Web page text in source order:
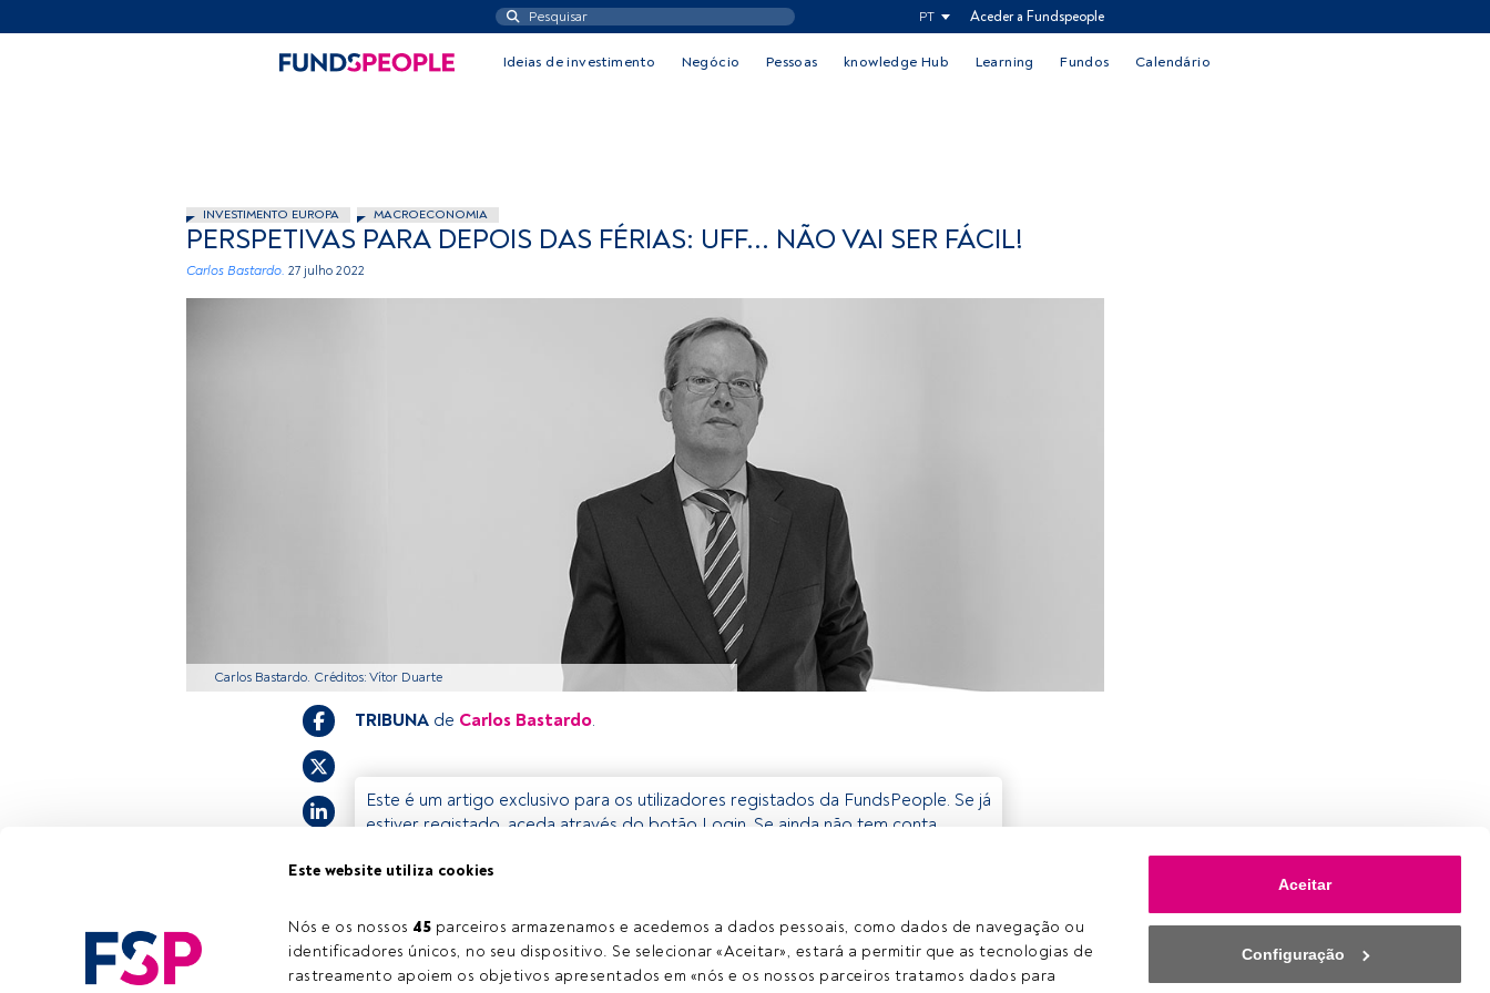
Este website utiliza cookies
Nós e os nossos 45 parceiros armazenamos e acedemos a dados pessoais, como dados de navegação ou
identificadores únicos, no seu dispositivo. Se selecionar «Aceitar», estará a permitir que as tecnologias de
rastreamento apoiem os objetivos apresentados em «nós e os nossos parceiros tratamos dados para
Aceitar
Configuração
PT Aceder a Fundspeople
Ideias de investimento Negócio Pessoas knowledge Hub Learning Fundos Calendário
INVESTIMENTO EUROPA MACROECONOMIA
PERSPETIVAS PARA DEPOIS DAS FÉRIAS: UFF... NÃO VAI SER FÁCIL!
Carlos Bastardo. 27 julho 2022
Carlos Bastardo. Créditos: Vítor Duarte
Tempo de leitura:3 min.
TRIBUNA de Carlos Bastardo.
Este é um artigo exclusivo para os utilizadores registados da FundsPeople. Se já
estiver registado, aceda através do botão Login. Se ainda não tem conta,
FundsPeople oferece.
Aceder a Fundspeople